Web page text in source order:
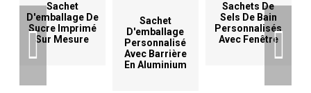
Sachet
D'emballage De
Sucre Imprimé
Sur Mesure
Sachet
D'emballage
Personnalisé
Avec Barrière
En Aluminium
Sachets De
Sels De Bain
Personnalisés
Avec Fenêtre